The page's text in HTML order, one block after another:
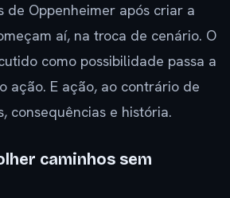
de Oppenheimer após criar a
aí, na troca de cenário. O
como possibilidade passa a
ação. E ação, ao contrário de
consequências e história.
caminhos sem